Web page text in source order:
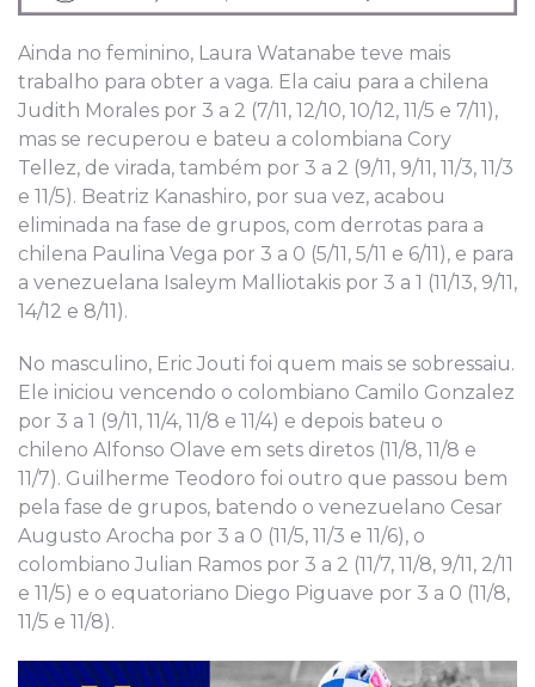
Ainda no feminino, Laura Watanabe teve mais
trabalho para obter a vaga. Ela caiu para a chilena
Judith Morales por 3 a 2 (7/11, 12/10, 10/12, 11/5 e 7/11),
mas se recuperou e bateu a colombiana Cory
Tellez, de virada, também por 3 a 2 (9/11, 9/11, 11/3, 11/3
e 11/5). Beatriz Kanashiro, por sua vez, acabou
eliminada na fase de grupos, com derrotas para a
chilena Paulina Vega por 3 a 0 (5/11, 5/11 e 6/11), e para
a venezuelana Isaleym Malliotakis por 3 a 1 (11/13, 9/11,
14/12 e 8/11).
No masculino, Eric Jouti foi quem mais se sobressaiu.
Ele iniciou vencendo o colombiano Camilo Gonzalez
por 3 a 1 (9/11, 11/4, 11/8 e 11/4) e depois bateu o
chileno Alfonso Olave em sets diretos (11/8, 11/8 e
11/7). Guilherme Teodoro foi outro que passou bem
pela fase de grupos, batendo o venezuelano Cesar
Augusto Arocha por 3 a 0 (11/5, 11/3 e 11/6), o
colombiano Julian Ramos por 3 a 2 (11/7, 11/8, 9/11, 2/11
e 11/5) e o equatoriano Diego Piguave por 3 a 0 (11/8,
11/5 e 11/8).